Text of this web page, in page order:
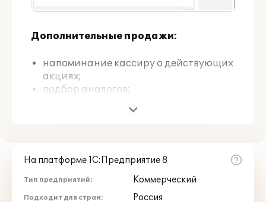
Дополнительные продажи:
напоминание кассиру о действующих
акциях;
подбор аналогов;
На платформе 1С:Предприятие 8
Тип предприятий: Коммерческий
Подходит для стран: Россия